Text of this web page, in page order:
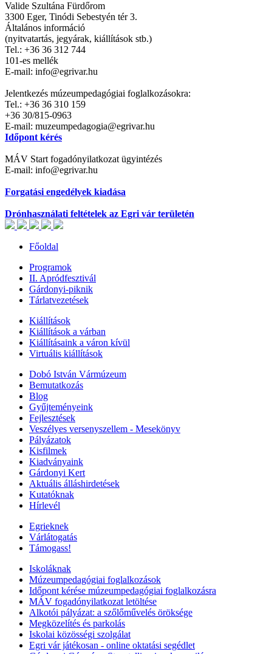
Valide Szultána Fürdőrom
3300 Eger, Tinódi Sebestyén tér 3.
Általános információ
(nyitvatartás, jegyárak, kiállítások stb.)
Tel.: +36 36 312 744
101-es mellék
E-mail: info@egrivar.hu
Jelentkezés múzeumpedagógiai foglalkozásokra:
Tel.: +36 36 310 159
+36 30/815-0963
E-mail: muzeumpedagogia@egrivar.hu
Időpont kérés
MÁV Start fogadónyilatkozat ügyintézés
E-mail: info@egrivar.hu
Forgatási engedélyek kiadása
Drónhasználati feltételek az Egri vár területén
Főoldal
Programok
II. Apródfesztivál
Gárdonyi-piknik
Tárlatvezetések
Kiállítások
Kiállítások a várban
Kiállításaink a váron kívül
Virtuális kiállítások
Dobó István Vármúzeum
Bemutatkozás
Blog
Gyűjteményeink
Fejlesztések
Veszélyes versenyszellem - Mesekönyv
Pályázatok
Kisfilmek
Kiadványaink
Gárdonyi Kert
Aktuális álláshirdetések
Kutatóknak
Hírlevél
Egrieknek
Várlátogatás
Támogass!
Iskoláknak
Múzeumpedagógiai foglalkozások
Időpont kérése múzeumpedagógiai foglalkozásra
MÁV fogadónyilatkozat letöltése
Alkotói pályázat: a szőlőművelés öröksége
Megközelítés és parkolás
Iskolai közösségi szolgálat
Egri vár játékosan - online oktatási segédlet